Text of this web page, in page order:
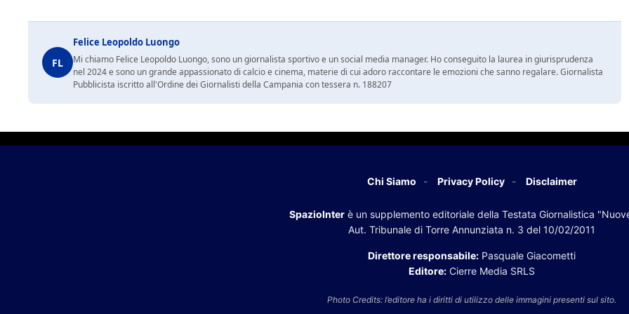
FL
Felice Leopoldo Luongo
Mi chiamo Felice Leopoldo Luongo, sono un giornalista sportivo e un social media manager. Ho conseguito la laurea in giurisprudenza
nel 2024 e sono un grande appassionato di calcio e cinema, materie di cui adoro raccontare le emozioni che sanno regalare. Giornalista
Pubblicista iscritto all'Ordine dei Giornalisti della Campania con tessera n. 188207
Chi Siamo Privacy Policy Disclaimer
SpazioInterè un supplemento editoriale della Testata Giornalistica
Aut. Tribunale di Torre Annunziata n. 3 del 10/02/2011
Direttore responsabile: Pasquale Giacometti
Editore: Cierre Media SRLS
Photo Credits: l’editore ha i diritti di utilizzo delle immagini presenti sul sito.